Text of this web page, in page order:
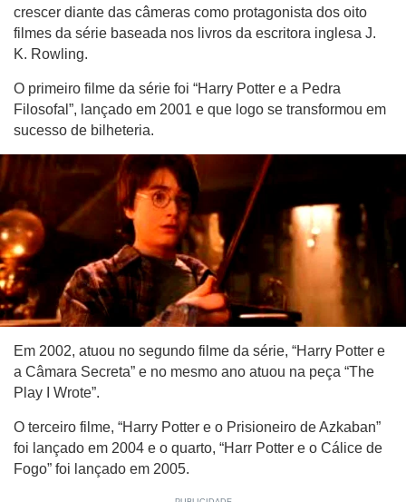
crescer diante das câmeras como protagonista dos oito
filmes da série baseada nos livros da escritora inglesa J.
K. Rowling.
O primeiro filme da série foi “Harry Potter e a Pedra
Filosofal”, lançado em 2001 e que logo se transformou em
sucesso de bilheteria.
Em 2002, atuou no segundo filme da série, “Harry Potter e
a Câmara Secreta” e no mesmo ano atuou na peça “The
Play I Wrote”.
O terceiro filme, “Harry Potter e o Prisioneiro de Azkaban”
foi lançado em 2004 e o quarto, “Harr Potter e o Cálice de
Fogo” foi lançado em 2005.